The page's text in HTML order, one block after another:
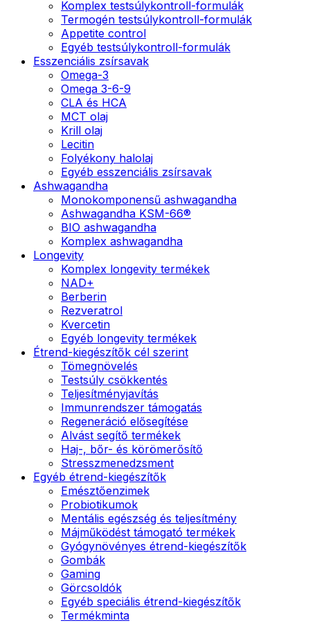
Komplex testsúlykontroll-formulák
Termogén testsúlykontroll-formulák
Appetite control
Egyéb testsúlykontroll-formulák
Esszenciális zsírsavak
Omega-3
Omega 3-6-9
CLA és HCA
MCT olaj
Krill olaj
Lecitin
Folyékony halolaj
Egyéb esszenciális zsírsavak
Ashwagandha
Monokomponensű ashwagandha
Ashwagandha KSM-66®
BIO ashwagandha
Komplex ashwagandha
Longevity
Komplex longevity termékek
NAD+
Berberin
Rezveratrol
Kvercetin
Egyéb longevity termékek
Étrend-kiegészítők cél szerint
Tömegnövelés
Testsúly csökkentés
Teljesítményjavítás
Immunrendszer támogatás
Regeneráció elősegítése
Alvást segítő termékek
Haj-, bőr- és körömerősítő
Stresszmenedzsment
Egyéb étrend-kiegészítők
Emésztőenzimek
Probiotikumok
Mentális egészség és teljesítmény
Májműködést támogató termékek
Gyógynövényes étrend-kiegészítők
Gombák
Gaming
Görcsoldók
Egyéb speciális étrend-kiegészítők
Termékminta